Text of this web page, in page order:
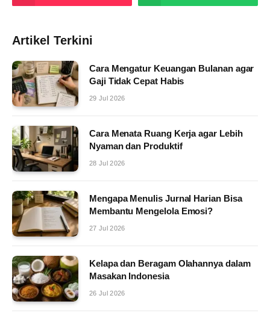
Artikel Terkini
Cara Mengatur Keuangan Bulanan agar
Gaji Tidak Cepat Habis
29 Jul 2026
Cara Menata Ruang Kerja agar Lebih
Nyaman dan Produktif
28 Jul 2026
Mengapa Menulis Jurnal Harian Bisa
Membantu Mengelola Emosi?
27 Jul 2026
Kelapa dan Beragam Olahannya dalam
Masakan Indonesia
26 Jul 2026